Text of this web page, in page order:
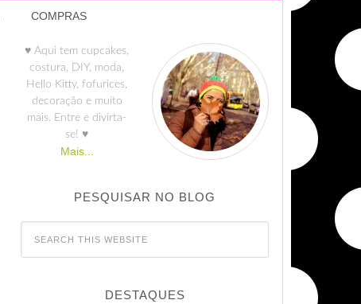
COMPRAS
♥ Aqui tem cupcakes,
costura, DIY, moda,
Hello Kitty, fofurices,
decoração e muito
mais. Entre e divirta-
se! ♥
Mais...
PESQUISAR NO BLOG
DESTAQUES